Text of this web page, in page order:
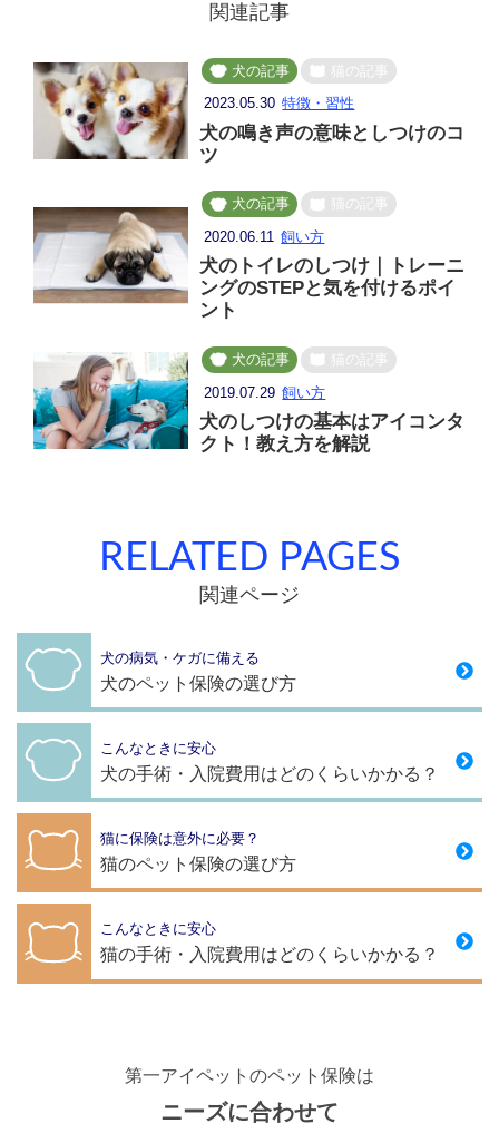
関連記事
犬の記事
猫の記事
2023.05.30 特徴・習性
犬の鳴き声の意味としつけのコ
ツ
犬の記事
猫の記事
2020.06.11
飼い方
犬のトイレのしつけ｜トレーニ
ングのSTEPと気を付けるポイ
ント
犬の記事
猫の記事
2019.07.29 飼い方
犬のしつけの基本はアイコンタ
クト！教え方を解説
RELATED PAGES
関連ページ
犬の病気・ケガに備える
犬のペット保険の選び方
こんなときに安心
犬の手術・入院費用はどのくらいかかる？
猫に保険は意外に必要？
猫のペット保険の選び方
こんなときに安心
猫の手術・入院費用はどのくらいかかる？
第一アイペットのペット保険は
ニーズに合わせて